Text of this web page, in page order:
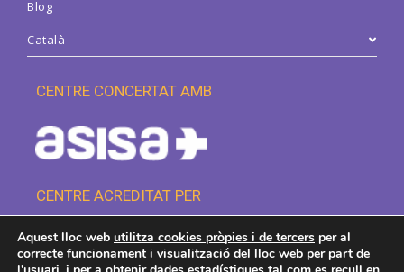
Blog
Català
CENTRE CONCERTAT AMB
CENTRE ACREDITAT PER
Aquest lloc web utilitza cookies pròpies i de tercers per al
correcte funcionament i visualització del lloc web per part de